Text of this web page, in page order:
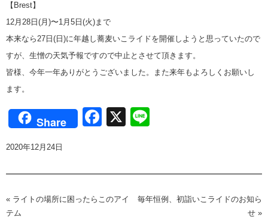
【Brest】
12月28日(月)〜1月5日(火)まで
本来なら27日(日)に年越し蕎麦いこライドを開催しようと思っていたので
すが、生憎の天気予報ですので中止とさせて頂きます。
皆様、今年一年ありがとうございました。また来年もよろしくお願いし
ます。
Share Facebook
X
2020年12月24日
« ライトの場所に困ったらこのアイ
テム
毎年恒例、初詣いこライドのお知ら
せ »